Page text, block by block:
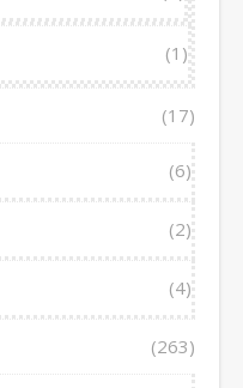
(1)
(17)
(6)
(2)
(4)
(263)